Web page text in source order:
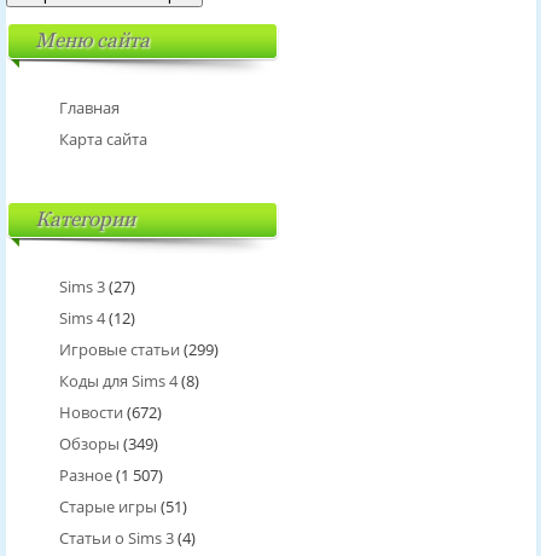
Меню сайта
Главная
Карта сайта
Категории
Sims 3(27)
Sims 4(12)
Игровые статьи (299)
Коды для Sims 4(8)
Новости (672)
Обзоры (349)
Разное(1 507)
Старые игры (51)
Статьи о Sims 3(4)